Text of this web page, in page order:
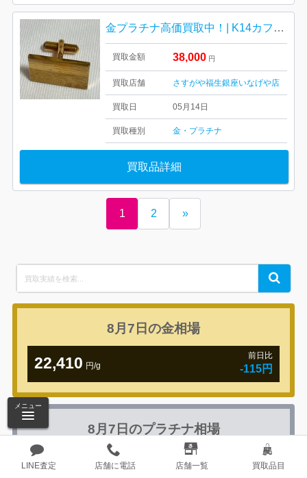
メニュー
LINE査定 店舗に電話 店舗一覧 買取品目
金プラチナ高価買取中！| K14カフスボタン| 羽村市栄町
買取金額 38,000 円
買取店舗 さすがや福生銀座いなげや店
買取日 05月14日
買取種別 金・プラチナ
買取品詳細
1 2 »
for:
Search
8月7日の金相場
22,410 円/g
前日比
-115円
8月7日のプラチナ相場
8,527 前日比
-74円